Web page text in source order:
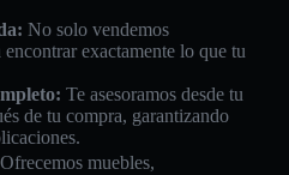
No solo vendemos
exactamente lo que tu
Te asesoramos desde tu
de tu compra, garantizando
Ofrecemos muebles,